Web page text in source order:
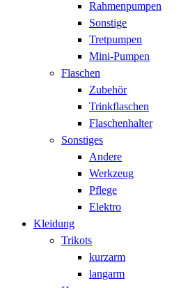
Rahmenpumpen
Sonstige
Tretpumpen
Mini-Pumpen
Flaschen
Zubehör
Trinkflaschen
Flaschenhalter
Sonstiges
Andere
Werkzeug
Pflege
Elektro
Kleidung
Trikots
kurzarm
langarm